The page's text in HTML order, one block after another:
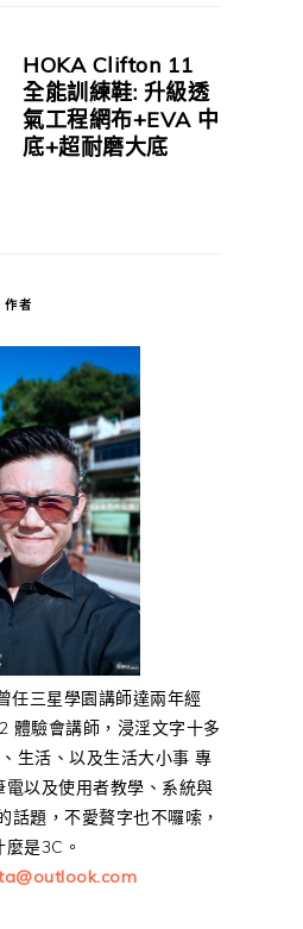
HOKA Clifton 11
全能訓練鞋: 升級透
氣工程網布+EVA 中
底+超耐磨大底
作者
任三星學園講師達兩年經
體驗會講師，浸淫文字十多
生活、以及生活大小事 專
以及使用者教學、系統與
話題，不愛贅字也不囉嗦，
是3C。